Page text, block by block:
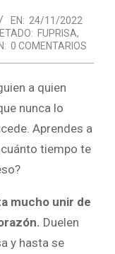
EN: 24/11/2022
FUPRISA,
0 COMENTARIOS
a quien
nunca lo
Aprendes a
tiempo te
mucho unir de
Duelen
y hasta se